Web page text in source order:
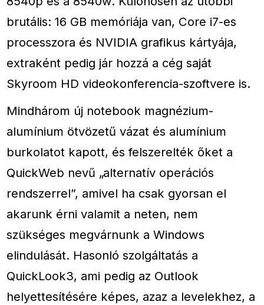
brutális: 16 GB memóriája van, Core i7-es
processzora és NVIDIA grafikus kártyája,
extraként pedig jár hozzá a cég saját
Skyroom HD videokonferencia-szoftvere is.
Mindhárom új notebook magnézium-
alumínium ötvözetű vázat és alumínium
burkolatot kapott, és felszerelték őket a
QuickWeb nevű „alternatív operációs
rendszerrel”, amivel ha csak gyorsan el
akarunk érni valamit a neten, nem
szükséges megvárnunk a Windows
elindulását. Hasonló szolgáltatás a
QuickLook3, ami pedig az Outlook
helyettesítésére képes, azaz a levelekhez, a